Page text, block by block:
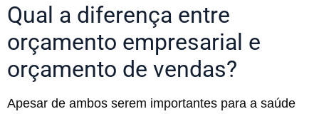
Qual a diferença entre
orçamento empresarial e
orçamento de vendas?
Apesar de ambos serem importantes para a saúde